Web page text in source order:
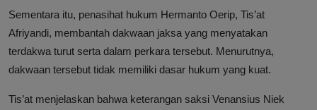
Sementara itu, penasihat hukum Hermanto Oerip, Tis’at
Afriyandi, membantah dakwaan jaksa yang menyatakan
terdakwa turut serta dalam perkara tersebut. Menurutnya,
dakwaan tersebut tidak memiliki dasar hukum yang kuat.
Tis’at menjelaskan bahwa keterangan saksi Venansius Niek